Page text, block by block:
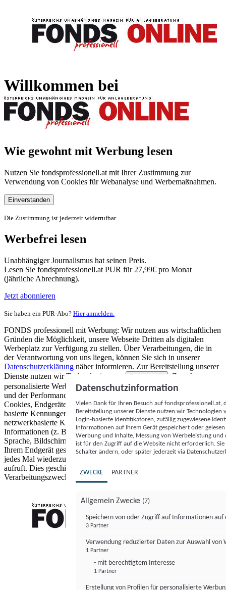
Willkommen bei
Wie gewohnt mit Werbung lesen
Nutzen Sie fondsprofessionell.at mit Ihrer Zustimmung zur
Verwendung von Cookies für Webanalyse und Werbemaßnahmen.
Einverstanden
Die Zustimmung ist jederzeit widerrufbar.
Werbefrei lesen
Unabhängiger Journalismus hat seinen Preis.
Lesen Sie fondsprofessionell.at PUR für 27,99€ pro Monat
(jährliche Abrechnung).
Jetzt abonnieren
Sie haben ein PUR-Abo? Hier anmelden.
FONDS professionell mit Werbung: Wir nutzen aus wirtschaftlichen
Gründen die Möglichkeit, unsere Webseite Dritten als digitalen
Werbeplatz zur Verfügung zu stellen. Über Verarbeitungen, die in
der Verantwortung von uns liegen, können Sie sich in unserer
Datenschutzerklärung näher informieren. Zur Bereitstellung unserer
Dienste nutzen wir Technologien von
Partnern (5)
. Zwecke:
personalisierte Werbung und Inhalte, Messung von Werbeleistung
und der Performance von Inhalten sowie Zielgruppenforschung.
Cookies, Endgeräte- oder ähnliche Online-Kennungen (z. B. login-
basierte Kennungen, zufällig generierte Kennungen,
netzwerkbasierte Kennungen) können zusammen mit anderen
Informationen (z. B. Browsertyp und Browserinformationen,
Sprache, Bildschirmgröße, unterstützte Technologien usw.) auf
Ihrem Endgerät gespeichert oder von dort ausgelesen werden, um es
jedes Mal wiederzuerkennen, wenn es eine App oder einer Webseite
aufruft. Dies geschieht für einen oder mehrere der hier aufgeführten
Verarbeitungszwecke.
Datenschutzinformation
Vielen Dank für Ihren Besuch auf
Bereitstellung unserer Dienste nutzen wir Technologien
Login-basierte Identifikatoren, zufällig zugewiesene
Informationen auf Ihrem Gerät gespeichert oder
Werbung und Inhalte, Messung von Werbeleistung
ist für den Zugriff auf die Website nicht erforderlich.
Schalter ändern, oder später jederzeit via
ZWECKE PARTNER
Allgemein Zwecke (7)
Speichern von oder Zugriff auf Informationen auf
3 Partner
Verwendung reduzierter Daten zur Auswahl von
1 Partner
- mit berechtigtem Interesse
1 Partner
Erstellung von Profilen für personalisierte
FONDS professionell